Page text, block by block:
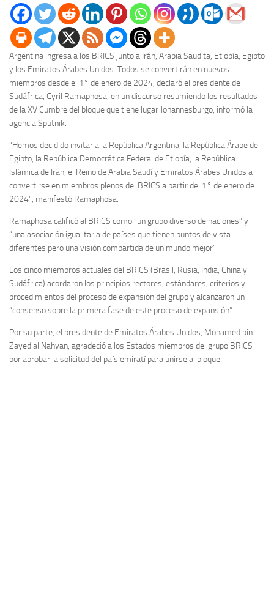
Argentina ingresa a los BRICS junto a Irán, Arabia Saudita, Etiopía, Egipto
y los Emiratos Árabes Unidos. Todos se convertirán en nuevos
miembros desde el 1° de enero de 2024, declaró el presidente de
Sudáfrica, Cyril Ramaphosa, en un discurso resumiendo los resultados
de la XV Cumbre del bloque que tiene lugar Johannesburgo, informó la
agencia Sputnik.
“Hemos decidido invitar a la República Argentina, la República Árabe de
Egipto, la República Democrática Federal de Etiopía, la República
Islámica de Irán, el Reino de Arabia Saudí y Emiratos Árabes Unidos a
convertirse en miembros plenos del BRICS a partir del 1° de enero de
2024”, manifestó Ramaphosa.
Ramaphosa calificó al BRICS como “un grupo diverso de naciones” y
“una asociación igualitaria de países que tienen puntos de vista
diferentes pero una visión compartida de un mundo mejor”.
Los cinco miembros actuales del BRICS (Brasil, Rusia, India, China y
Sudáfrica) acordaron los principios rectores, estándares, criterios y
procedimientos del proceso de expansión del grupo y alcanzaron un
“consenso sobre la primera fase de este proceso de expansión”.
Por su parte, el presidente de Emiratos Árabes Unidos, Mohamed bin
Zayed al Nahyan, agradeció a los Estados miembros del grupo BRICS
por aprobar la solicitud del país emiratí para unirse al bloque.